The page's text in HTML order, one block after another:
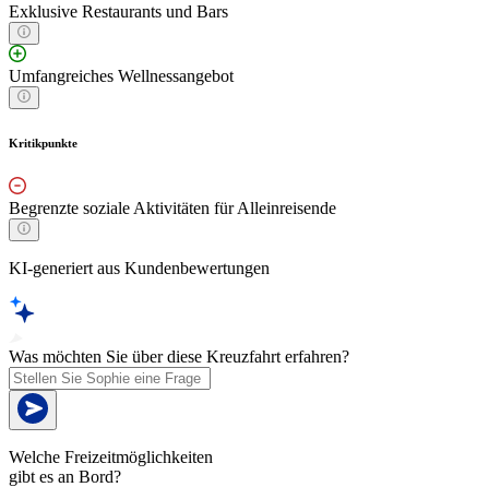
Exklusive Restaurants und Bars
Umfangreiches Wellnessangebot
Kritikpunkte
Begrenzte soziale Aktivitäten für Alleinreisende
KI-generiert aus Kundenbewertungen
Was möchten Sie über diese Kreuzfahrt erfahren?
Welche Freizeitmöglichkeiten
gibt es an Bord?